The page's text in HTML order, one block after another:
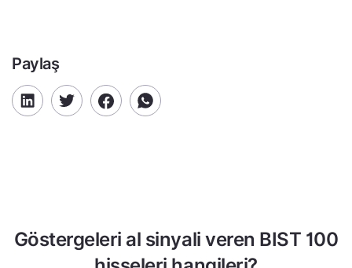
Paylaş
Göstergeleri al sinyali veren BIST 100